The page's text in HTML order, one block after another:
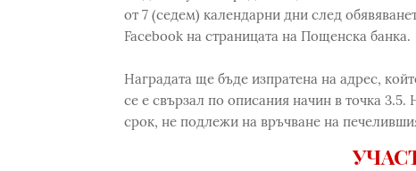
от 7 (седем) календарни дни след
Facebook на страницата на Пощенска банка.
Наградата ще бъде изпратена на адрес,
се е свързал по описания начин в точка 3.5.
срок, не подлежи на връчване на